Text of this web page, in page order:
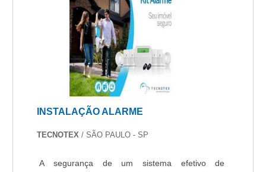
INSTALAÇÃO ALARME
TECNOTEX / SÃO PAULO - SP
A segurança de um sistema efetivo de